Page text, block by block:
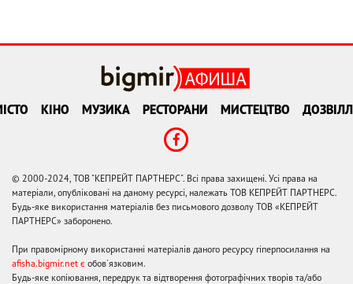
КІНО МУЗИКА РЕСТОРАНИ МИСТЕЦТВО
© 2000-2024, ТОВ "КЕПРЕЙТ ПАРТНЕРС". Всі права захищені. Усі права на
матеріали, опубліковані на даному ресурсі, належать ТОВ КЕПРЕЙТ ПАРТНЕРС.
Будь-яке використання матеріалів без письмового дозволу ТОВ «КЕПРЕЙТ
ПАРТНЕРС» заборонено.
При правомірному використанні матеріалів даного ресурсу гіперпосилання на
afisha.bigmir.net є обов'язковим.
Будь-яке копіювання, передрук та відтворення фотографічних творів та/або